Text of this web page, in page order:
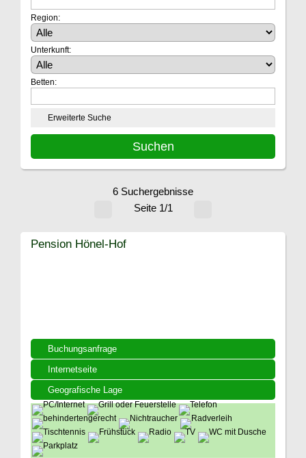
Region:
Unterkunft:
Betten:
Erweiterte Suche
6 Suchergebnisse
Seite 1/1
Buchungsanfrage
Internetseite
Geografische Lage
Pension Hönel-Hof